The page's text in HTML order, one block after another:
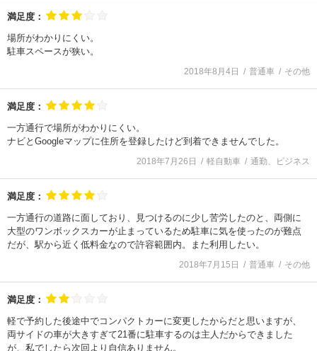
満足度：
場所がわかりにくい。
駐車スペースが狭い。
2018年8月4日 普通車 その他
満足度：
一方通行で場所がわかりにくい。
ナビとGoogleマップに住所を登録したけど到着できませんでした。
2018年7月26日 軽自動車 通勤、ビジネス
満足度：
一方通行の道路に面しており、見つけるのに少し苦労したのと、両側に
大型のワンボックスカーが止まっているため駐車に気を使ったのが難点
だが、駅から近く低料金なので許容範囲内。また利用したい。
2018年7月15日 普通車 その他
満足度：
軽で予約した後途中でコンパクトカーに変更したからだと思いますが、
両サイドの車が大きすぎて21番に駐車するのは主人だからできました
が、私でしたら次回より自信ありません。